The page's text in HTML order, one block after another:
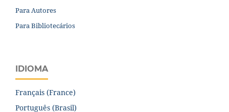
Para Autores
Para Bibliotecários
IDIOMA
Français (France)
Português (Brasil)